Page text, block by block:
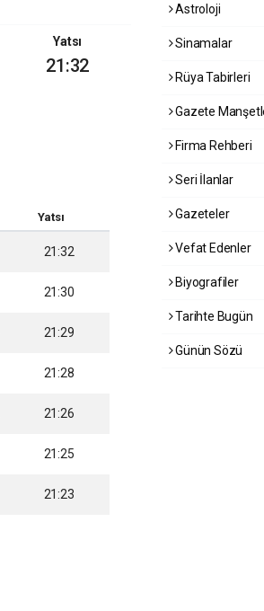
Yatsı
21:32
Yatsı
21:32
21:30
21:29
21:28
21:26
21:25
21:23
Astroloji
Sinamalar
Rüya Tabirleri
Gazete
Firma Rehberi
Seri İlanlar
Gazeteler
Vefat Edenler
Biyografiler
Tarihte Bugün
Günün Sözü